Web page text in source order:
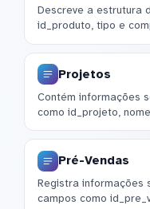
Descreve a estrutura
id_produto, tipo e
Projetos
Contém informações
como id_projeto,
Pré-Vendas
Registra informações
campos como